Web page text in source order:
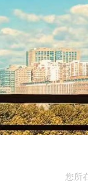
您所